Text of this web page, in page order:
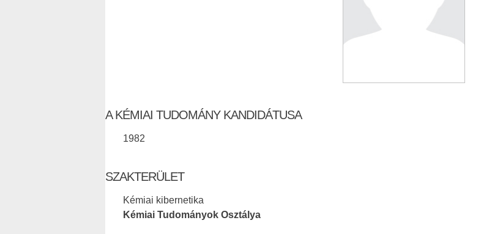
A KÉMIAI TUDOMÁNY KANDIDÁTUSA
1982
SZAKTERÜLET
Kémiai kibernetika
Kémiai Tudományok Osztálya